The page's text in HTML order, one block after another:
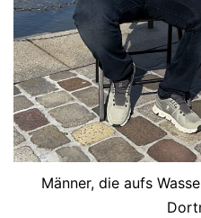
Männer, die aufs